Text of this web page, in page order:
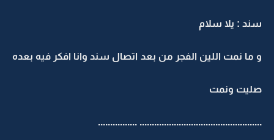
سند : يلا سلام
و ما نمت اللين الفجر من بعد اتصال سند وانا افكر فيه بعده
صليت ونمت
.................................................. ................